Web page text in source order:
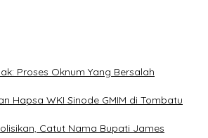
Proses Oknum Yang Bersalah
Hapsa WKI Sinode GMIM di Tombatu
Catut Nama Bupati James